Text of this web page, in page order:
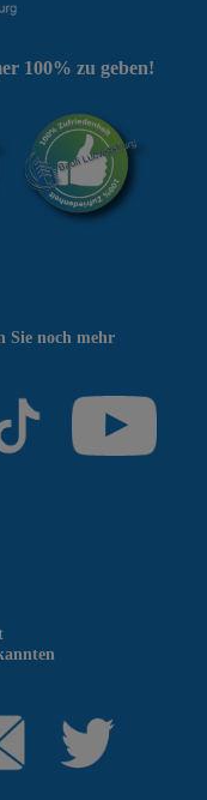
Sie noch mehr
100% zu geben!